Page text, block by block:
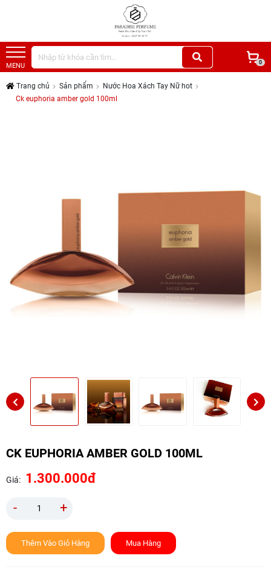
MENU 0
Trang chủ Sản phẩm
Nước Hoa Xách Tay Nữ hot
Ck euphoria amber gold 100ml
CK EUPHORIA AMBER GOLD 100ML
Giá: 1.300.000đ
-
+
Thêm Vào Giỏ Hàng Mua Hàng